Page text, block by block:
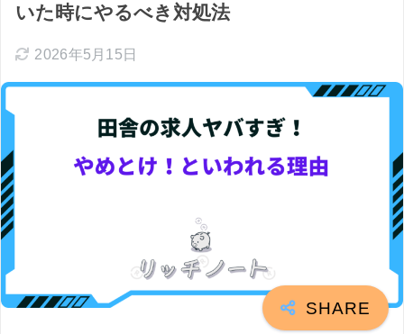
いた時にやるべき対処法
2026年5月15日